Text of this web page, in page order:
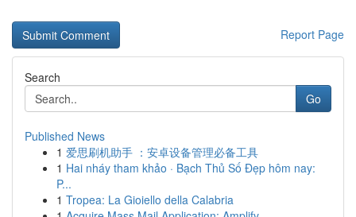
Report Page
Search
Go
Published News
1 爱思刷机助手 ：安卓设备管理必备工具
1 Hai nháy tham khảo · Bạch Thủ Số Đẹp hôm nay:
P...
1 Tropea: La Gioiello della Calabria